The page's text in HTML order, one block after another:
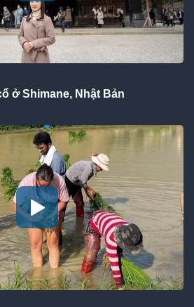
ở Shimane, Nhật Bản